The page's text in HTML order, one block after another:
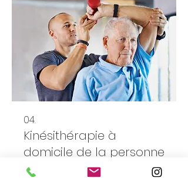
04.
Kinésithérapie à
domicile de la personne
âgée